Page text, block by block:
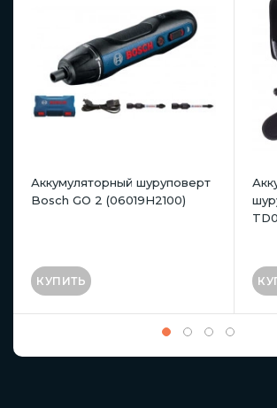
Аккумуляторный шуруповерт
Bosch GO 2 (06019H2100)
КУПИТЬ